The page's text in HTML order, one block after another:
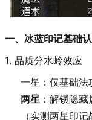
一、冰蓝印记基础
1. 品质分水岭效应
一星：仅基础
两星 ：解锁隐
（实测两星印